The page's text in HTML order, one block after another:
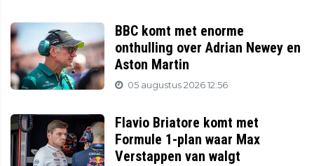
BBC komt met enorme
onthulling over Adrian Newey en
Aston Martin
05 augustus 2026 12:56
Flavio Briatore komt met
Formule 1-plan waar Max
Verstappen van walgt